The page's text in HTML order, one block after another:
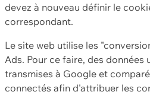
devez à nouveau définir le
correspondant.
Le site web utilise les
Ads. Pour ce faire, des
transmises à Google et
connectés afin d'attribuer les